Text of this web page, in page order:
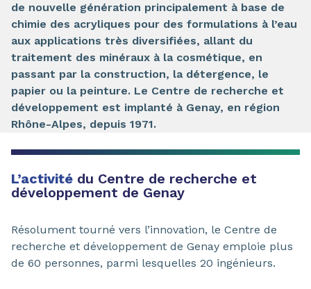
de nouvelle génération principalement à base de
chimie des acryliques pour des formulations à l’eau
aux applications très diversifiées, allant du
traitement des minéraux à la cosmétique, en
passant par la construction, la détergence, le
papier ou la peinture. Le Centre de recherche et
développement est implanté à Genay, en région
Rhône-Alpes, depuis 1971.
L’activité du Centre de recherche et
développement de Genay
Résolument tourné vers l’innovation, le Centre de
recherche et développement de Genay emploie plus
de 60 personnes, parmi lesquelles 20 ingénieurs.